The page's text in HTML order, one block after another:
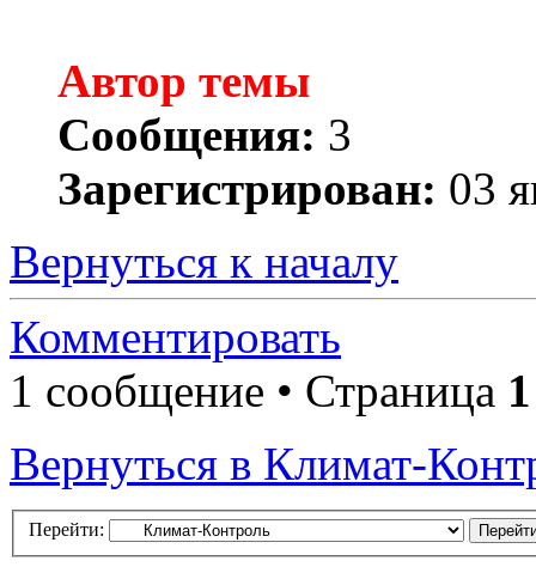
Автор темы
Сообщения: 3
Зарегистрирован: 03
Вернуться к началу
Комментировать
1 сообщение • Страница 1
Вернуться в Климат-
Перейти: